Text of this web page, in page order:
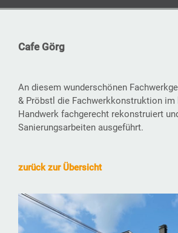
Cafe Görg
An diesem wunderschönen
& Pröbstl die Fachwerkkonstruktion
Handwerk fachgerecht rekonstruiert
Sanierungsarbeiten ausgeführt.
zurück zur Übersicht